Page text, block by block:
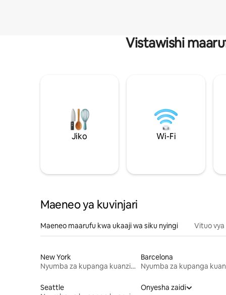
Vistawishi
Jiko Wi-Fi
Maeneo ya kuvinjari
Maeneo maarufu kwa ukaaji wa siku nyingi Vituo
New York
Nyumba za kupanga kuanzia mwezi mmoja
Barcelona
Seattle
Onyesha zaidi